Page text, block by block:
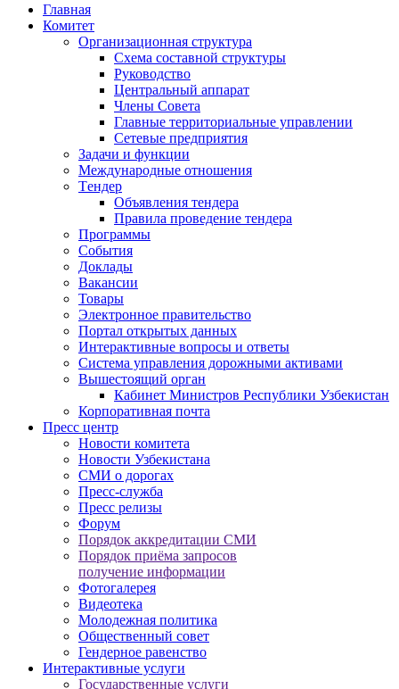
Главная
Комитет
Организационная структура
Схема составной структуры
Руководство
Центральный аппарат
Члены Совета
Главные территориальные управлении
Сетевые предприятия
Задачи и функции
Международные отношения
Tендер
Объявления тендера
Правила проведение тендера
Программы
Cобытия
Доклады
Вакансии
Товары
Электронное правительство
Портал открытых данных
Интерактивные вопросы и ответы
Система управления дорожными активами
Вышестоящий орган
Кабинет Министров Республики Узбекистан
Корпоративная почта
Пресс центр
Новости комитета
Новости Узбекистана
СМИ о дорогах
Пресс-служба
Пресс релизы
Форум
Порядок аккредитации СМИ
Порядок приёма запросов
получение информации
Фотогалерея
Видеотека
Молодежная политика
Общественный совет
Гендерное равенство
Интерактивные услуги
Государственные услуги